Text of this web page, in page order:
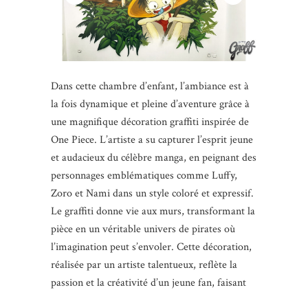
Dans cette chambre d’enfant, l’ambiance est à
la fois dynamique et pleine d’aventure grâce à
une magnifique décoration graffiti inspirée de
One Piece. L’artiste a su capturer l’esprit jeune
et audacieux du célèbre manga, en peignant des
personnages emblématiques comme Luffy,
Zoro et Nami dans un style coloré et expressif.
Le graffiti donne vie aux murs, transformant la
pièce en un véritable univers de pirates où
l’imagination peut s’envoler. Cette décoration,
réalisée par un artiste talentueux, reflète la
passion et la créativité d’un jeune fan, faisant